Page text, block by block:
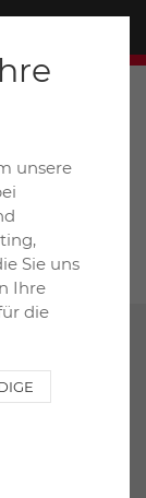
Kipper
unsere
Sie uns
Ihre
die